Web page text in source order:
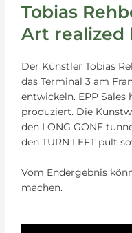
Tobias
Art realized
Der Künstler Tobias
das Terminal 3 am
entwickeln. EPP
produziert. Die
den LONG GONE
den TURN LEFT pult
Vom Endergebnis
machen.